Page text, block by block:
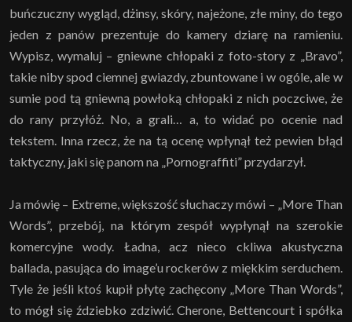
buńczuczny wygląd, dżinsy, skóry, najeżone, złe miny, do tego
jeden z panów prezentuje do kamery dziarę na ramieniu.
Wypisz, wymaluj – gniewne chłopaki z foto-story z „Bravo”,
takie niby spod ciemnej gwiazdy, zbuntowane i w ogóle, ale w
sumie pod tą gniewną powłoką chłopaki z nich poczciwe, że
do rany przyłóż. No, a grali… a, to widać po ocenie nad
tekstem. Inna rzecz, że na tą ocenę wpłynął też pewien błąd
taktyczny, jaki się panom na „Pornograffiti” przydarzył.
Ja mówię – Extreme, większość słuchaczy mówi – „More Than
Words”, przebój, na którym zespół wypłynął na szerokie
komercyjne wody. Ładna, acz nieco ckliwa akustyczna
ballada, pasująca do image’u rockerów z miękkim serduchem.
Tyle że jeśli ktoś kupił płytę zachęcony „More Than Words”,
to mógł się ździebko zdziwić. Cherone, Bettencourt i spółka